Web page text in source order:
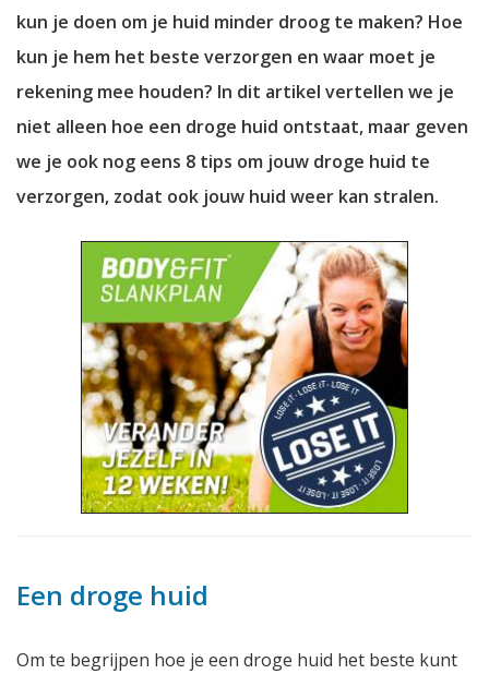
kun je doen om je huid minder droog te maken? Hoe
kun je hem het beste verzorgen en waar moet je
rekening mee houden? In dit artikel vertellen we je
niet alleen hoe een droge huid ontstaat, maar geven
we je ook nog eens 8 tips om jouw droge huid te
verzorgen, zodat ook jouw huid weer kan stralen.
Een droge huid
Om te begrijpen hoe je een droge huid het beste kunt